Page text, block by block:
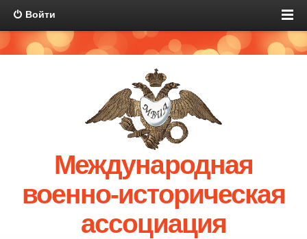
Войти
Международная
военно-историческая
ассоциация